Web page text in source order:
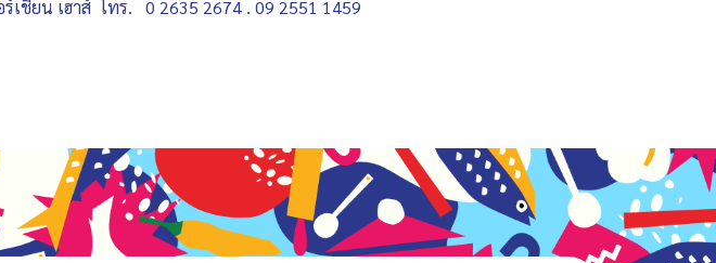
ชียน เฮาส์ โทร. 0 2635 2674 . 09 2551 1459